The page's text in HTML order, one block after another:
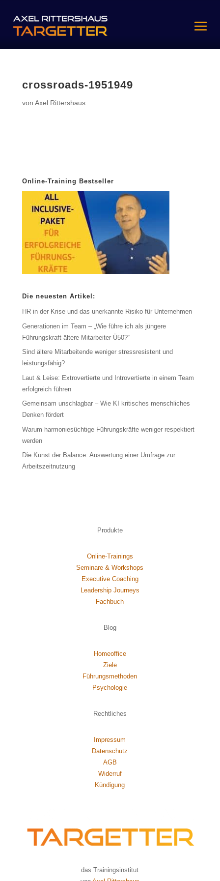
crossroads-1951949
von Axel Rittershaus
Online-Training Bestseller
Die neuesten Artikel:
HR in der Krise und das unerkannte Risiko für Unternehmen
Generationen im Team – „Wie führe ich als jüngere
Führungskraft ältere Mitarbeiter Ü50?“
Sind ältere Mitarbeitende weniger stressresistent und
leistungsfähig?
Laut & Leise: Extrovertierte und Introvertierte in einem Team
erfolgreich führen
Gemeinsam unschlagbar – Wie KI kritisches menschliches
Denken fördert
Warum harmoniesüchtige Führungskräfte weniger respektiert
werden
Die Kunst der Balance: Auswertung einer Umfrage zur
Arbeitszeitnutzung
Produkte
Online-Trainings
Seminare & Workshops
Executive Coaching
Leadership Journeys
Fachbuch
Blog
Homeoffice
Ziele
Führungsmethoden
Psychologie
Rechtliches
Impressum
Datenschutz
AGB
Widerruf
Kündigung
das Trainingsinstitut